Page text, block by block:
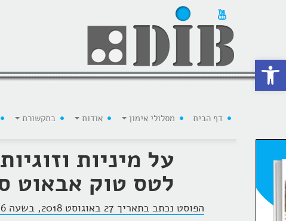
דף הבית מסלולי אימון אודות בתקשורת
על מיניות
לטס טוק אבאוט
הפוסט נכתב בתאריך 27 באוגוסט 2018, בשעה 21:56, על ידי